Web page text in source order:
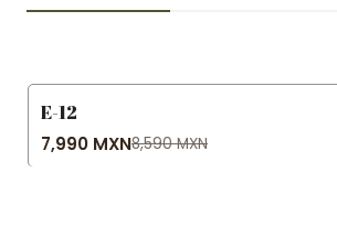
-7% OFF
E-12
7,990 MXN8,590 MXN